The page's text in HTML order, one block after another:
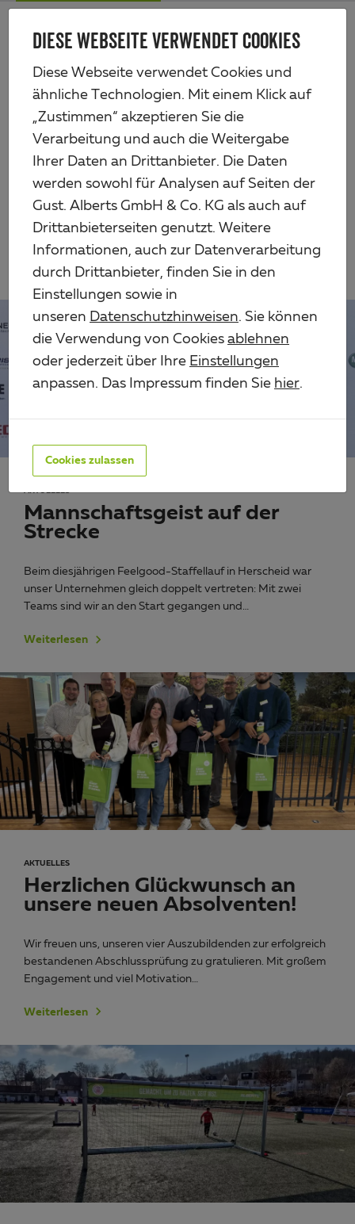
DIESE WEBSEITE VERWENDET COOKIES
Diese Webseite verwendet Cookies und
ähnliche Technologien. Mit einem Klick auf
„Zustimmen“ akzeptieren Sie die
Verarbeitung und auch die Weitergabe
Ihrer Daten an Drittanbieter. Die Daten
werden sowohl für Analysen auf Seiten der
Gust. Alberts GmbH & Co. KG als auch auf
Drittanbieterseiten genutzt. Weitere
Informationen, auch zur Datenverarbeitung
durch Drittanbieter, finden Sie in den
Einstellungen sowie in
unseren Datenschutzhinweisen. Sie können
die Verwendung von Cookies ablehnen
oder jederzeit über Ihre Einstellungen
anpassen. Das Impressum finden Sie hier.
Cookies zulassen
Zum
Alberts
Alle Workshops Aktuelles
Stories
Seite 2 von 13
Vorherige 1 2 3
…
Nächste
Mannschaftsgeist auf der
Strecke
Beim diesjährigen Feelgood-Staffellauf in Herscheid war
unser Unternehmen gleich doppelt vertreten: Mit zwei
Teams sind wir an den Start gegangen und…
Weiterlesen
AKTUELLES
Herzlichen Glückwunsch an
unsere neuen Absolventen!
Wir freuen uns, unseren vier Auszubildenden zur erfolgreich
bestandenen Abschlussprüfung zu gratulieren. Mit großem
Engagement und viel Motivation…
Weiterlesen